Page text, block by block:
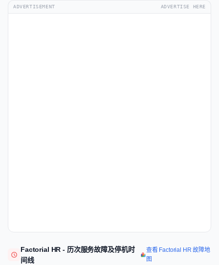
ADVERTISEMENT ADVERTISE HERE
Factorial HR - 历次服务故障及停机时
间线
查看 Factorial HR 故障地
图